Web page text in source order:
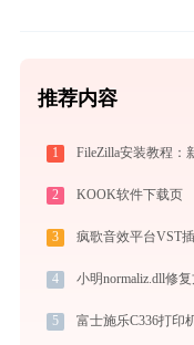
推荐内容
1 FileZilla安装教程：
2 KOOK软件下载页
3 疯歌音效平台VST
4 小明normaliz.dll修
5